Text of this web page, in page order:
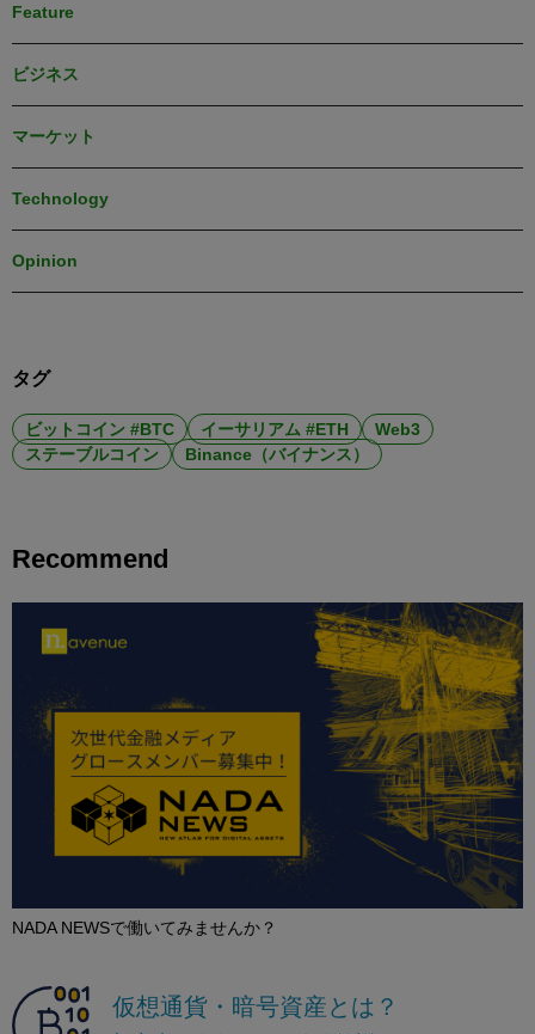
Feature
ビジネス
マーケット
Technology
Opinion
タグ
ビットコイン #BTC イーサリアム #ETH
Web3
ステーブルコイン
Binance（バイナンス）
Recommend
NADA NEWSで働いてみませんか？